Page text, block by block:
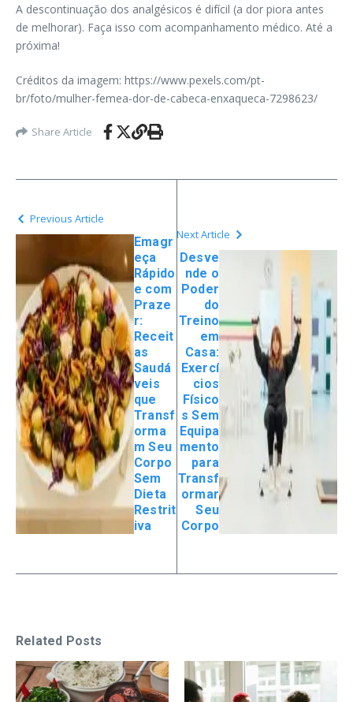
A descontinuação dos analgésicos é difícil (a dor piora antes
de melhorar). Faça isso com acompanhamento médico. Até a
próxima!
Créditos da imagem: https://www.pexels.com/pt-
br/foto/mulher-femea-dor-de-cabeca-enxaqueca-7298623/
Share Article
Previous Article
Emagr
eça
Rápido
e com
Praze
r:
Receit
as
Saudá
veis
que
Transf
orma
m Seu
Corpo
Sem
Dieta
Restrit
iva
Next Article
Desve
nde o
Poder
do
Treino
em
Casa:
Exercí
cios
Físico
s Sem
Equipa
mento
para
Transf
ormar
Seu
Corpo
Related Posts